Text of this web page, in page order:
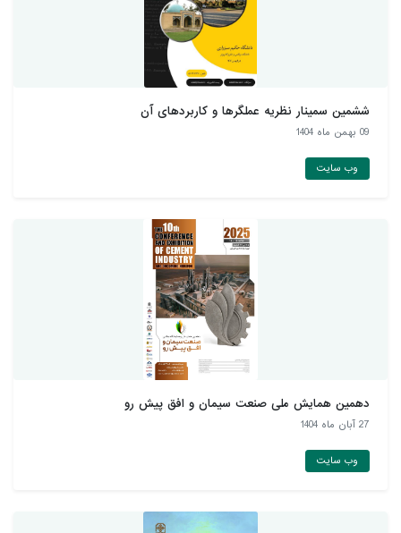
ششمین سمینار نظریه عملگرها و کاربردهای آن
09 بهمن ماه 1404
وب سایت
دهمین همايش ملی صنعت سيمان و افق پيش رو
27 آبان ماه 1404
وب سایت